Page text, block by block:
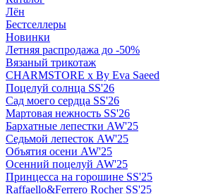
Лён
Бестселлеры
Новинки
Летняя распродажа до -50%
Вязаный трикотаж
CHARMSTORE х By Eva Saeed
Поцелуй солнца SS'26
Сад моего сердца SS'26
Мартовая нежность SS'26
Бархатные лепестки AW'25
Седьмой лепесток AW'25
Объятия осени AW'25
Осенний поцелуй AW'25
Принцесса на горошине SS'25
Raffaello&Ferrero Rocher SS'25